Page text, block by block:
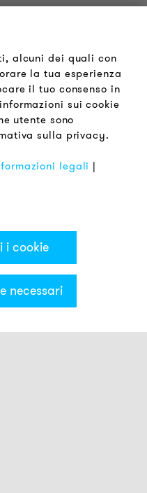
Filter
alcuni dei quali con
la tua esperienza
il tuo consenso in
sui cookie
utente sono
sulla privacy.
legali |
i cookie
necessari